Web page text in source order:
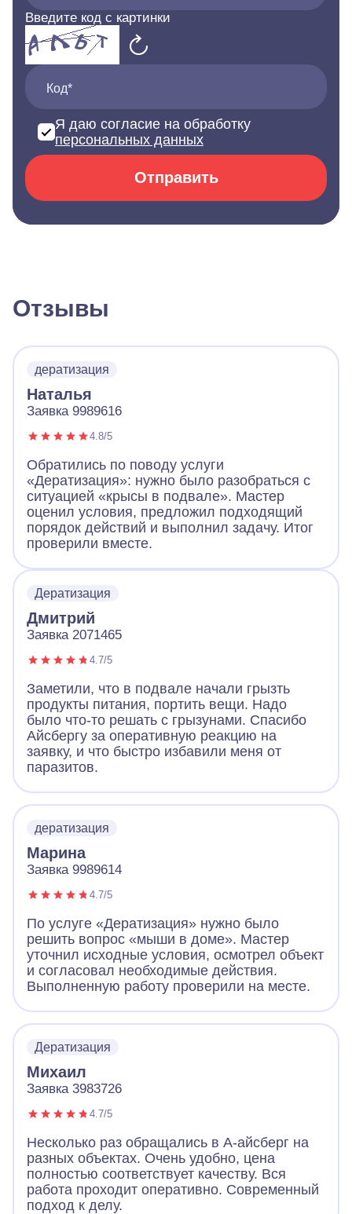
Введите код с картинки
Код*
Я даю согласие на обработку
персональных данных
Отправить
Отзывы
дератизация
Наталья
Заявка 9989616
4.8/5
Обратились по поводу услуги
«Дератизация»: нужно было разобраться с
ситуацией «крысы в подвале». Мастер
оценил условия, предложил подходящий
порядок действий и выполнил задачу. Итог
проверили вместе.
Дератизация
Дмитрий
Заявка 2071465
4.7/5
Заметили, что в подвале начали грызть
продукты питания, портить вещи. Надо
было что-то решать с грызунами. Спасибо
Айсбергу за оперативную реакцию на
заявку, и что быстро избавили меня от
паразитов.
дератизация
Марина
Заявка 9989614
4.7/5
По услуге «Дератизация» нужно было
решить вопрос «мыши в доме». Мастер
уточнил исходные условия, осмотрел объект
и согласовал необходимые действия.
Выполненную работу проверили на месте.
Дератизация
Михаил
Заявка 3983726
4.7/5
Несколько раз обращались в А-айсберг на
разных объектах. Очень удобно, цена
полностью соответствует качеству. Вся
работа проходит оперативно. Современный
подход к делу.